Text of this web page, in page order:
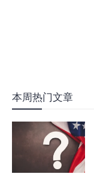
本周热门文章